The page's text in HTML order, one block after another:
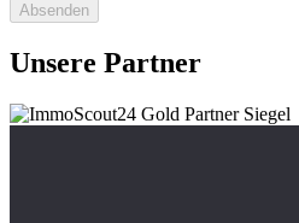
Absenden
Unsere Partner